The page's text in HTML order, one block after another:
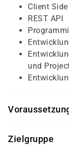
Client
REST API
und
folgende
Zielgruppe